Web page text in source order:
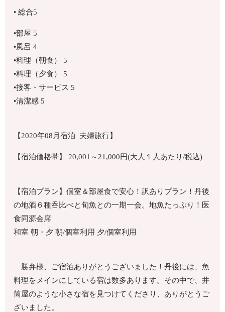
• 総合5
•部屋 5
•風呂 4
•料理（朝食） 5
•料理（夕食） 5
•接客・サービス 5
•清潔感 5
【2020年08月宿泊 夫婦旅行】
【宿泊価格帯】 20,001～21,000円(大人１人あたり/税込)
【宿泊プラン】個室＆部屋食で安心！訳ありプラン！丹後
の地酒６種呑比べと旬魚との一期一会。地魚たっぷり！医
食同源会席
和室 朝・夕 朝/個室利用 夕/個室利用
勝弁様、ご宿泊ありがとうございました！丹後には、魚
料理をメインにしている宿は数多あります。その中で、井
筒屋のような小さな宿を見つけてくださり、ありがとうご
ざいました。